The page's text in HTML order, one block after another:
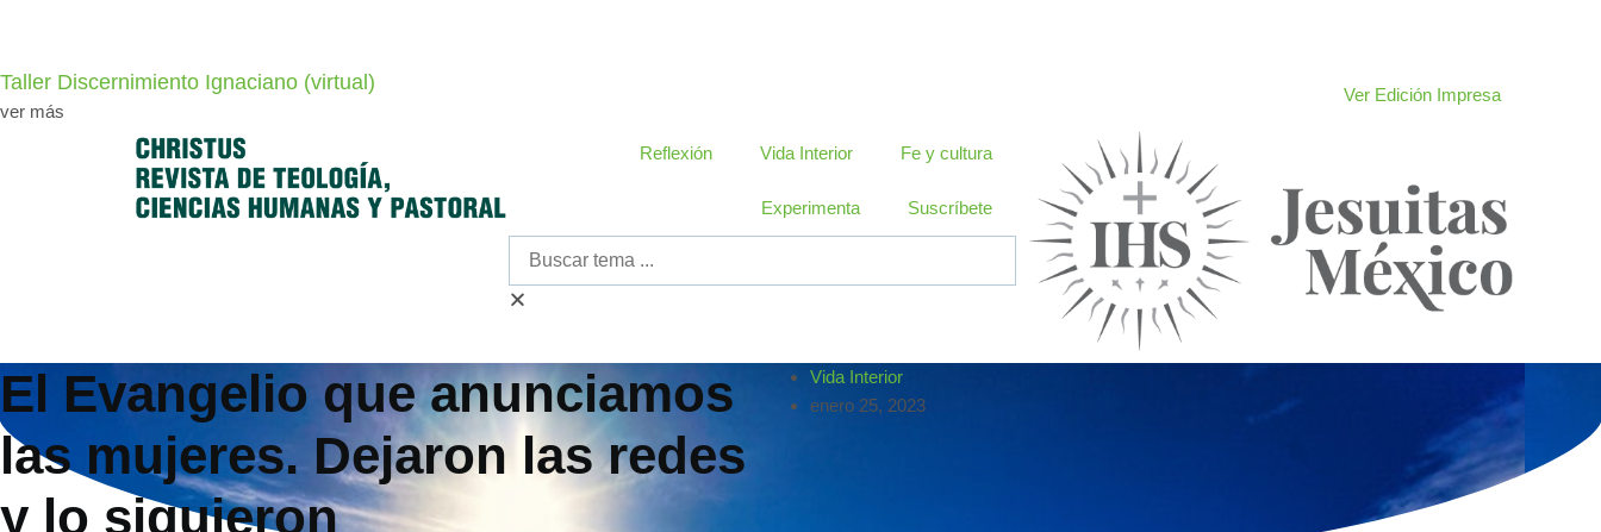
Taller Discernimiento Ignaciano (virtual)
ver más
Ver Edición Impresa
Reflexión Vida Interior Fe y cultura
Experimenta Suscríbete
El Evangelio que anunciamos
las mujeres. Dejaron las redes
y lo siguieron
Vida Interior
enero 25, 2023